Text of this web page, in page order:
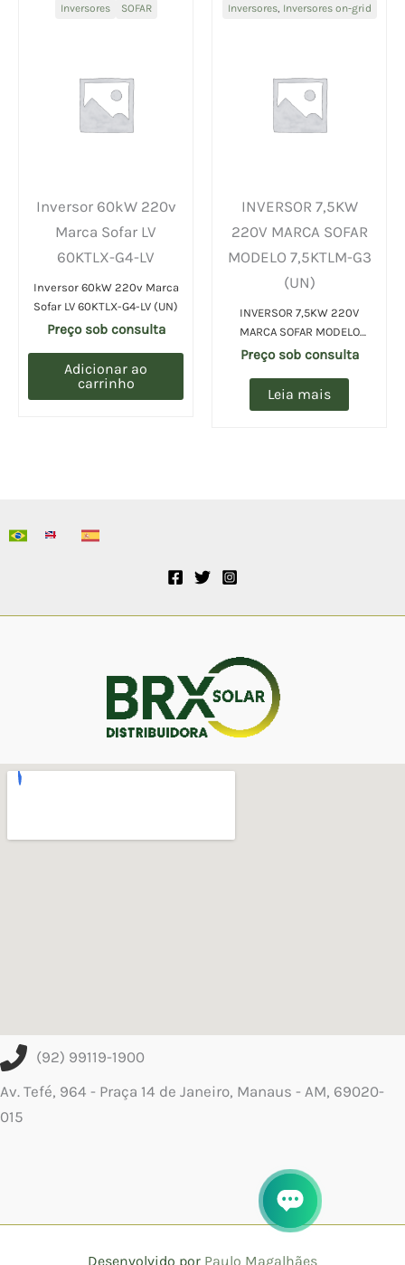
Inversores SOFAR
Inversor 60kW 220v
Marca Sofar LV
60KTLX-G4-LV
Inversor 60kW 220v Marca
Sofar LV 60KTLX-G4-LV (UN)
Preço sob consulta
Adicionar ao
carrinho
Inversores, Inversores on-grid
INVERSOR 7,5KW
220V MARCA SOFAR
MODELO 7,5KTLM-G3
(UN)
INVERSOR 7,5KW 220V
MARCA SOFAR MODELO
7,5KTLM-G3 (UN)
Preço sob consulta
Leia mais
(92) 99119-1900
Av. Tefé, 964 - Praça 14 de Janeiro, Manaus - AM, 69020-
015
Desenvolvido por Paulo Magalhães